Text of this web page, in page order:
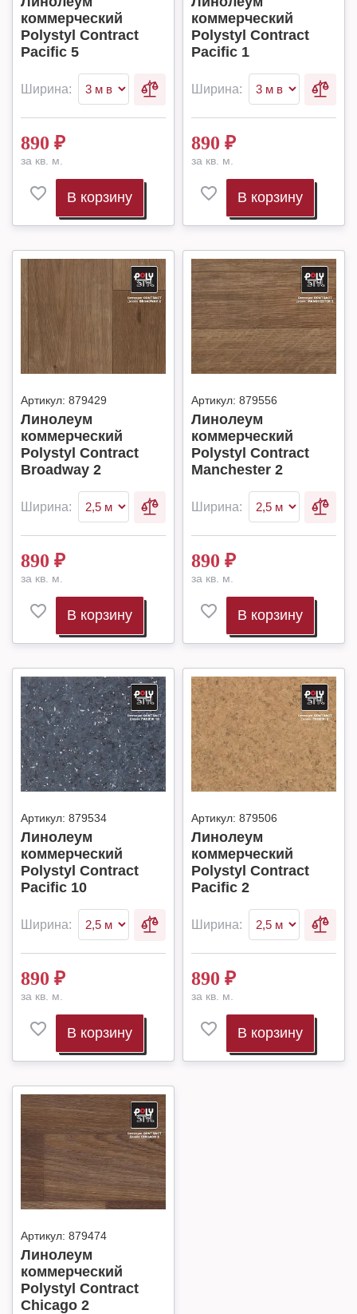
коммерческий
Polystyl Contract
Pacific 5
Ширина:
890 ₽
за кв. м.
В корзину
коммерческий
Polystyl Contract
Pacific 1
Ширина:
890 ₽
за кв. м.
В корзину
Артикул: 879429
Линолеум
коммерческий
Polystyl Contract
Broadway 2
Ширина:
890 ₽
за кв. м.
В корзину
Артикул: 879556
Линолеум
коммерческий
Polystyl Contract
Manchester 2
Ширина:
890 ₽
за кв. м.
В корзину
Артикул: 879534
Линолеум
коммерческий
Polystyl Contract
Pacific 10
Ширина:
890 ₽
за кв. м.
В корзину
Артикул: 879506
Линолеум
коммерческий
Polystyl Contract
Pacific 2
Ширина:
890 ₽
за кв. м.
В корзину
Артикул: 879474
Линолеум
коммерческий
Polystyl Contract
Chicago 2